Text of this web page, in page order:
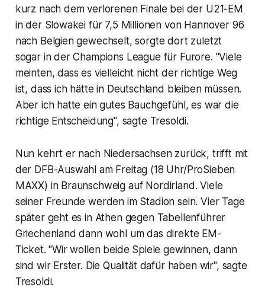
kurz nach dem verlorenen Finale bei der U21-EM
in der Slowakei für 7,5 Millionen von Hannover 96
nach Belgien gewechselt, sorgte dort zuletzt
sogar in der Champions League für Furore. "Viele
meinten, dass es vielleicht nicht der richtige Weg
ist, dass ich hätte in Deutschland bleiben müssen.
Aber ich hatte ein gutes Bauchgefühl, es war die
richtige Entscheidung", sagte Tresoldi.
Nun kehrt er nach Niedersachsen zurück, trifft mit
der DFB-Auswahl am Freitag (18 Uhr/ProSieben
MAXX) in Braunschweig auf Nordirland. Viele
seiner Freunde werden im Stadion sein. Vier Tage
später geht es in Athen gegen Tabellenführer
Griechenland dann wohl um das direkte EM-
Ticket. "Wir wollen beide Spiele gewinnen, dann
sind wir Erster. Die Qualität dafür haben wir", sagte
Tresoldi.